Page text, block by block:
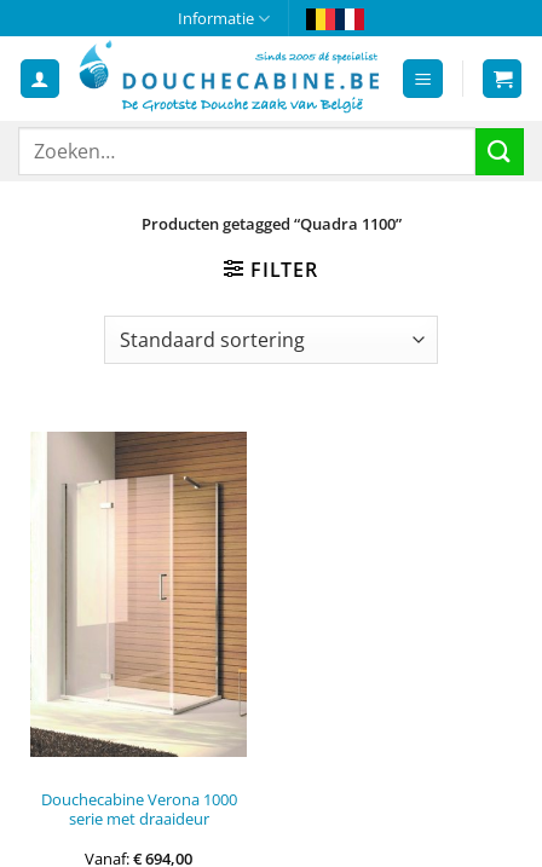
naar
inhoud
Informatie
Zoeken
Producten getagged “Quadra 1100”
FILTER
Douchecabine Verona 1000
serie met draaideur
Vanaf:€694,00